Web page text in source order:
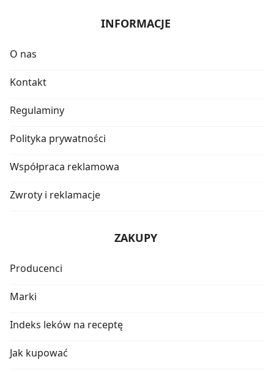
INFORMACJE
O nas
Kontakt
Regulaminy
Polityka prywatności
Współpraca reklamowa
Zwroty i reklamacje
ZAKUPY
Producenci
Marki
Indeks leków na receptę
Jak kupować